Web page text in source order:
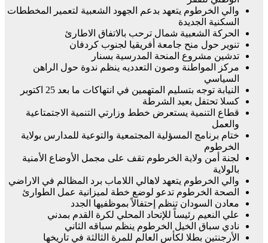
والي الخرطوم يتعهد بدعم الجهود الشعبية لتعمير المخططات
السكنية الجديدة
الحركة الشعبية شمال ترحب بالاتفاق الاطارئ
تنوير حول منح جامعة أفريقيا لجنوب كردفان
تدشين مشروع المنحة المدرسية بسنار
مركز المواطنة وصون التعدديه ينظم ندوة حول الراهن
السياسي
النيابة توجه بتسليم المتهمين في انتهاكات ما بعد 25 اكتوبر
كسلا تحتفل بعيد الشرطة
قطاع التنمية يستعرض خطط وزارتي التنمية الاجتمتاعية
والعمل
ختام برنامج المسؤلية المجتمعية والتوعية للمدارس بولاية
الخرطوم
لجنة أمن ولاية الخرطوم تقف على مجمل الأوضاع الأمنية
بالولاية
والي الخرطوم يتعهد لاهالي اللاماب برد المظالم في الاراضي
الصحة الخرطوم تدعو لوضع خطة لميزانية عمل الطوارئ
معادن السودان تنظم إحتفالاً بموظفيها الجدد
علي النعيم رئيساً للإتحاد المحلي لكرة القدم بمدني
نادي سباق الخيل الخرطوم ينظم سباقه الثاني
الأرجنتين بطلا لكأس العالم للمرة الثالثة في تاريخها